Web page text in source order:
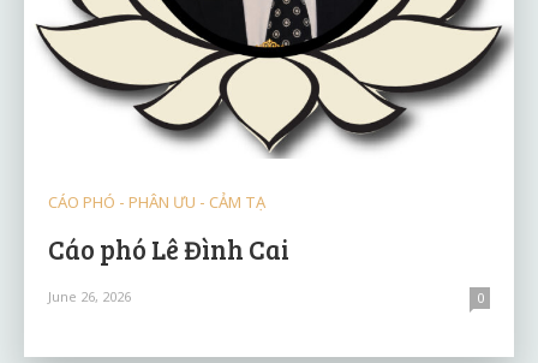
CÁO PHÓ - PHÂN ƯU - CẢM TẠ
Cáo phó Lê Đình Cai
June 26, 2026 0